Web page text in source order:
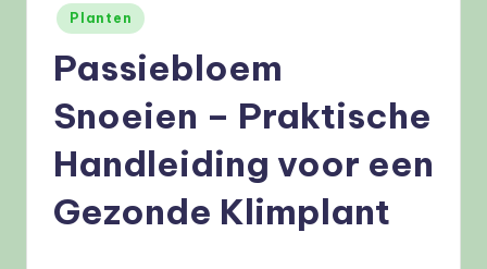
Geplaatst
in
Planten
Passiebloem
Snoeien – Praktische
Handleiding voor een
Gezonde Klimplant